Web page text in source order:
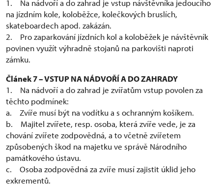
1. Na nádvoří a do zahrad je vstup návštěvníka jedoucího
na jízdním kole, koloběžce, kolečkových bruslích,
skateboardech apod. zakázán.
2. Pro zaparkování jízdních kol a koloběžek je návštěvník
povinen využít výhradně stojanů na parkovišti naproti
zámku.
Článek 7 – VSTUP NA NÁDVOŘÍ A DO ZAHRADY
1. Na nádvoří a do zahrad je zvířatům vstup povolen za
těchto podmínek:
a. Zvíře musí být na vodítku a s ochranným košíkem.
b. Majitel zvířete, resp. osoba, která zvíře vede, je za
chování zvířete zodpovědná, a to včetně zvířetem
způsobených škod na majetku ve správě Národního
památkového ústavu.
c. Osoba zodpovědná za zvíře musí zajistit úklid jeho
exkrementů.